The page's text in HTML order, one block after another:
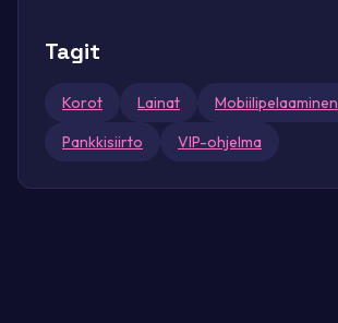
Tagit
Korot Lainat
Mobiilipelaaminen
Pankkisiirto
VIP-ohjelma